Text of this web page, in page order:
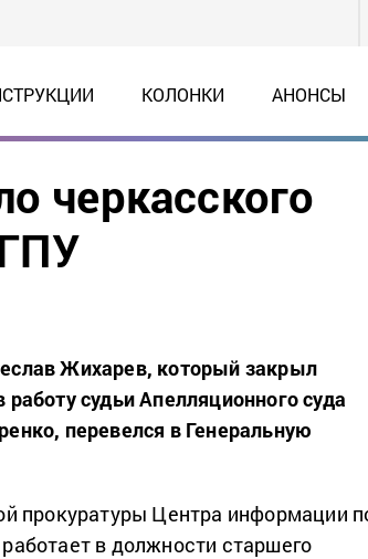
КОЛОНКИ АНОНСЫ
черкасского
Жихарев, который закрыл
судьи Апелляционного суда
перевелся в Генеральную
прокуратуры Центра информации
в должности старшего